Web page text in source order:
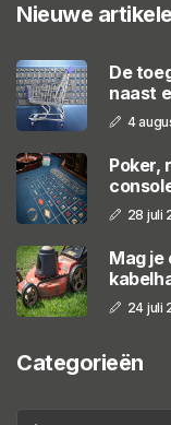
Nieuwe
De
naast
4
Poker,
28 juli
Mag je
24 juli
Categorieën